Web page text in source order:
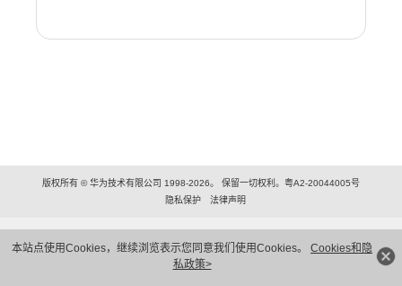
本站点使用Cookies，继续浏览表示您同意我们使用Cookies。 Cookies和隐
私政策>
版权所有 © 华为技术有限公司 1998-2026。 保留一切权利。粤A2-20044005号
隐私保护
法律声明